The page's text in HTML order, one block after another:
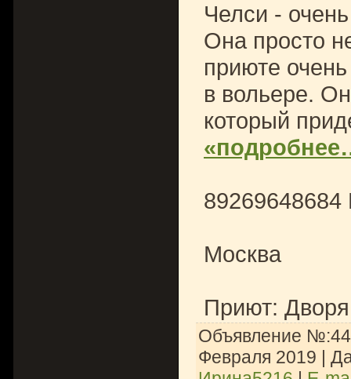
Челси -
Она просто
приюте
в вольере.
который
89269648684
Москва
Приют:
Объявление
Февраля 2019 |